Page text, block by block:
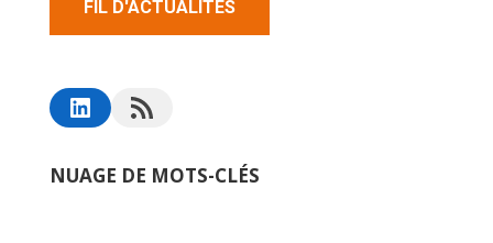
FIL D'ACTUALITÉS
NUAGE DE MOTS-CLÉS